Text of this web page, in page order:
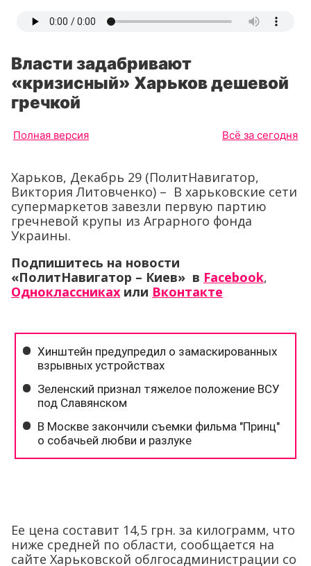
Власти задабривают
«кризисный» Харьков дешевой
гречкой
Полная версия Всё за сегодня
Харьков, Декабрь 29 (ПолитНавигатор,
Виктория Литовченко) – В харьковские сети
супермаркетов завезли первую партию
гречневой крупы из Аграрного фонда
Украины.
Подпишитесь на новости
«ПолитНавигатор – Киев» в Facebook,
Одноклассниках или Вконтакте
Ее цена составит 14,5 грн. за килограмм, что
ниже средней по области, сообщается на
сайте Харьковской облгосадминистрации со